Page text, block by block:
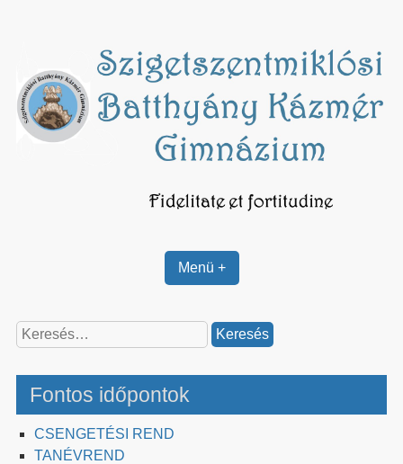
Menü +
Keresés:
Fontos időpontok
CSENGETÉSI REND
TANÉVREND